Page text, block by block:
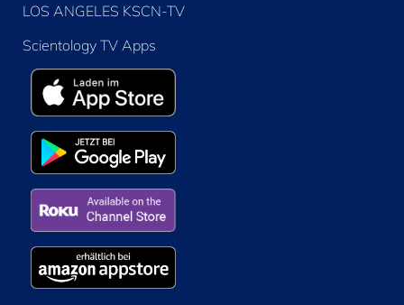
LOS ANGELES KSCN-TV
Scientology TV Apps